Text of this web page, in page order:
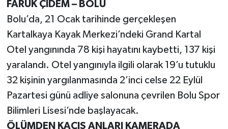
FARUK ÇİDEM – BOLU
Bolu’da, 21 Ocak tarihinde gerçekleşen
Kartalkaya Kayak Merkezi’ndeki Grand Kartal
Otel yangınında 78 kişi hayatını kaybetti, 137 kişi
yaralandı. Otel yangınıyla ilgili olarak 19’u tutuklu
32 kişinin yargılanmasında 2’inci celse 22 Eylül
Pazartesi günü adliye salonuna çevrilen Bolu Spor
Bilimleri Lisesi’nde başlayacak.
ÖLÜMDEN KAÇIŞ ANLARI KAMERADA